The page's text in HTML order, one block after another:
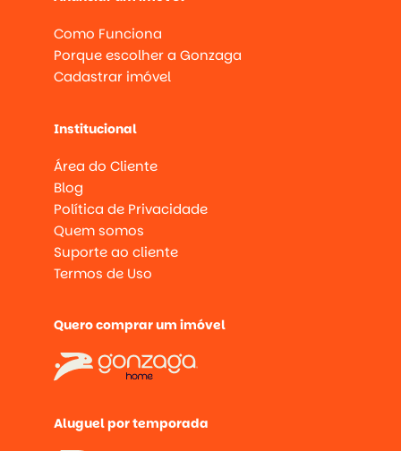
Como Funciona
Porque escolher a Gonzaga
Cadastrar imóvel
Institucional
Área do Cliente
Blog
Política de Privacidade
Quem somos
Suporte ao cliente
Termos de Uso
Quero comprar um imóvel
Aluguel por temporada